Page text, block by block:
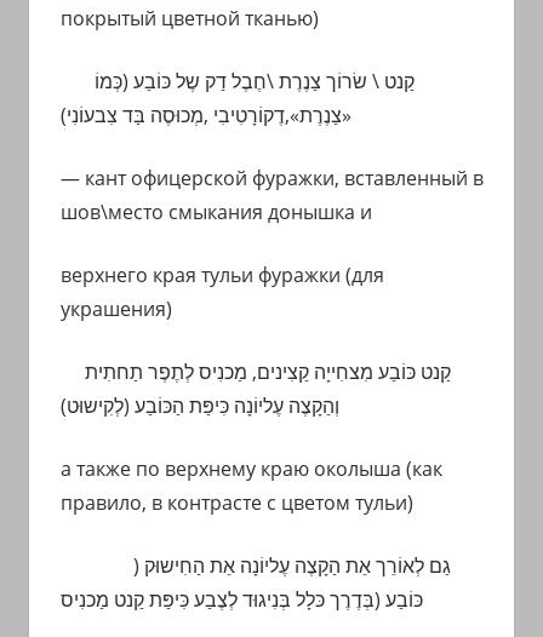
покрытый цветной тканью)
קַנט \ שׂרוֹך צַנֶרֶת \חֶבֶל דַק שֶל כּוֹבַע (כְּמוֹ
«צַנֶרֶת»,דֶקוֹרָטִיבִי ,מְכוּסֶה בַּד צִבעוֹנִי)
— кант офицерской фуражки, вставленный в
шов\место смыкания донышка и
верхнего края тульи фуражки (для
украшения)
קַנטכּוֹבַע מִצחִייָהקַצִינים, מַכנִיס לְתֶפֶר תַחתִית
וְהַקָצֶה עֶליוֹנָה כִּיפַּת הַכּוֹבַע (לְקִישוּט)
а также по верхнему краю околыша (как
правило, в контрасте с цветом тульи)
) גַם לְאוֹרֵךאֵת הַקָצֶה עֶליוֹנָה אֵת הַחִישוּק
כּוֹבַע (בְּדֶרֶך כּלָל בְּנִיגוּד לְצֶבַע כִּיפַּת קַנט מַכנִיס